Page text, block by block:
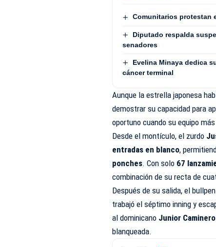
Comunitarios protestan
Diputado respalda
senadores
Evelina Minaya dedica
cáncer terminal
Aunque la estrella japonesa
demostrar su capacidad para
oportuno cuando su equipo
Desde el montículo, el zurdo
entradas en blanco,
ponches. Con solo 67
combinación de su recta de
Después de su salida, el
trabajó el séptimo inning y
al dominicano Junior Caminero
blanqueada.